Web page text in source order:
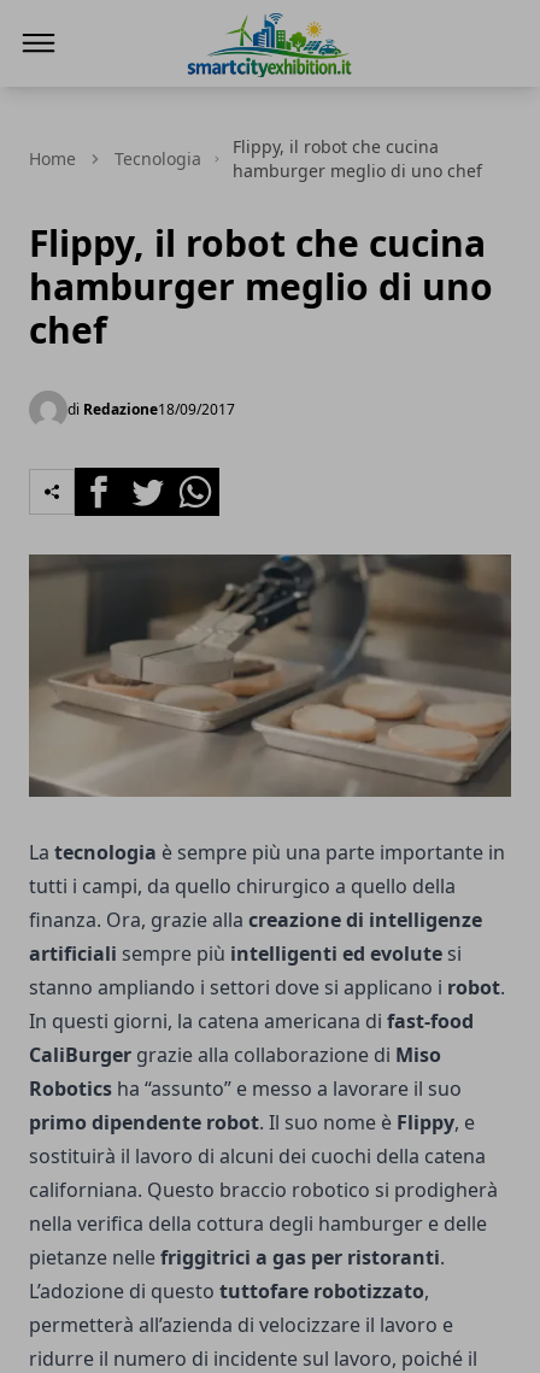
Home Tecnologia
Flippy, il robot che cucina
hamburger meglio di uno chef
Flippy, il robot che cucina
hamburger meglio di uno
chef
di Redazione18/09/2017
FacebookTwitterWhatsapp
La tecnologia è sempre più una parte importante in
tutti i campi, da quello chirurgico a quello della
finanza. Ora, grazie alla creazione di intelligenze
artificiali sempre più intelligenti ed evolute si
stanno ampliando i settori dove si applicano i robot.
In questi giorni, la catena americana di fast-food
CaliBurger grazie alla collaborazione di Miso
Robotics ha “assunto” e messo a lavorare il suo
primo dipendente robot. Il suo nome è Flippy, e
sostituirà il lavoro di alcuni dei cuochi della catena
californiana. Questo braccio robotico si prodigherà
nella verifica della cottura degli hamburger e delle
pietanze nellefriggitrici a gas per ristoranti.
L’adozione di questo tuttofare robotizzato,
permetterà all’azienda di velocizzare il lavoro e
ridurre il numero di incidente sul lavoro, poiché il